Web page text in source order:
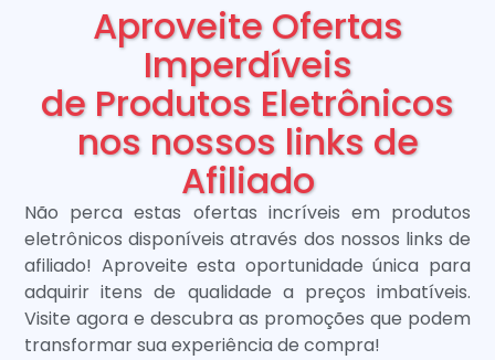
Aproveite Ofertas
Imperdíveis
de Produtos Eletrônicos
nos nossos links de
Afiliado
Não perca estas ofertas incríveis em produtos
eletrônicos disponíveis através dos nossos links de
afiliado! Aproveite esta oportunidade única para
adquirir itens de qualidade a preços imbatíveis.
Visite agora e descubra as promoções que podem
transformar sua experiência de compra!